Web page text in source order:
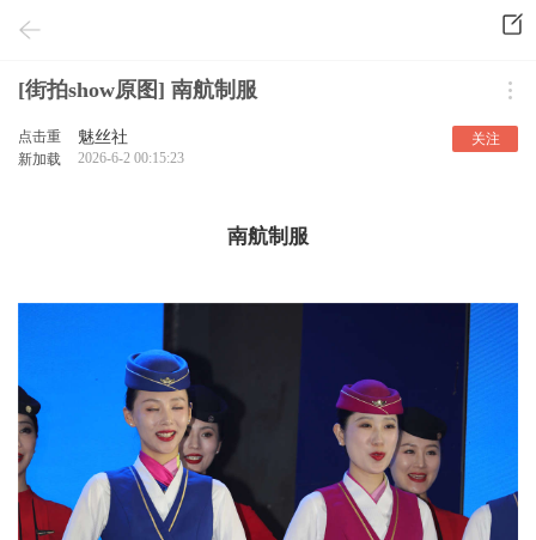
[街拍show原图] 南航制服
点击重
新加载
魅丝社
2026-6-2 00:15:23
关注
南航制服